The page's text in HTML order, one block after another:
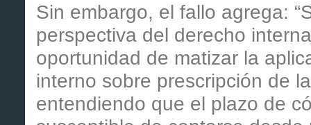
Sin embargo, el fallo agrega:
perspectiva del derecho
oportunidad de matizar la
interno sobre prescripción de
entendiendo que el plazo de